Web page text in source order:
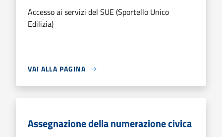
Accesso ai servizi del SUE (Sportello Unico
Edilizia)
VAI ALLA PAGINA
Assegnazione della numerazione civica